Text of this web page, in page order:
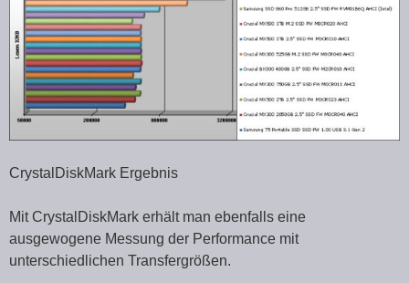
CrystalDiskMark Ergebnis
Mit CrystalDiskMark erhält man ebenfalls eine
ausgewogene Messung der Performance mit
unterschiedlichen Transfergrößen.